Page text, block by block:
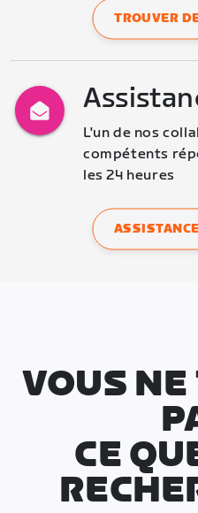
TROUVER
L'un de nos
compétents
les 24 heures
VOUS
CE